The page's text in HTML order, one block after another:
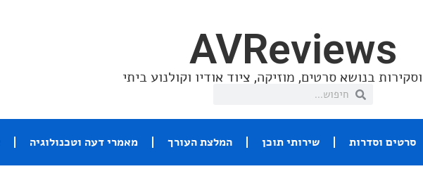
AVReviews
בנושא סרטים, מוזיקה, ציוד אודיו וקולנוע ביתי
סרטים וסדרות שירותי תוכן המלצת העורך מאמרי דעה וטכנולוגיה